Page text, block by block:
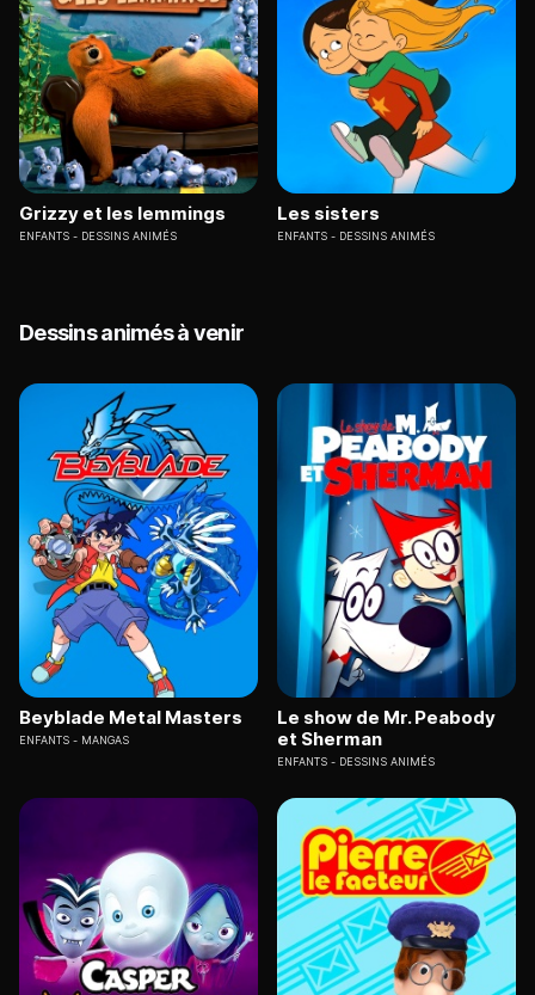
Grizzy et les lemmings
ENFANTS DESSINS ANIMÉS
Les sisters
ENFANTS DESSINS ANIMÉS
Dessins animés à venir
Beyblade Metal Masters
ENFANTS MANGAS
Le show de Mr. Peabody
et Sherman
ENFANTS DESSINS ANIMÉS